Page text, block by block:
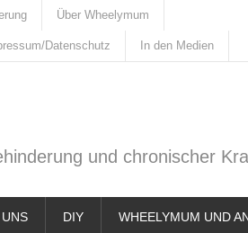
Über Wheelymum
Datenschutz In den Medien
und chronischer
DIY WHEELYMUM UND